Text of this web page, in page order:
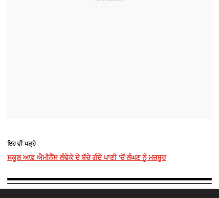
ਇਹ ਵੀ ਪੜ੍ਹੋ
ਸਕੂਲ ਆਫ਼ ਐਮੀਨੈਂਸ ਲੰਢੇਕੇ ਦੇ ਬੱਚੇ ਗੰਦੇ ਪਾਣੀ ’ਚੋਂ ਲੰਘਣ ਨੂੰ ਮਜਬੂਰ